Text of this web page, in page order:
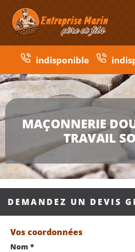
indisponible
MAÇONNERIE
TRAVAIL
DEMANDEZ UN DEVIS
Vos coordonnées
Nom *